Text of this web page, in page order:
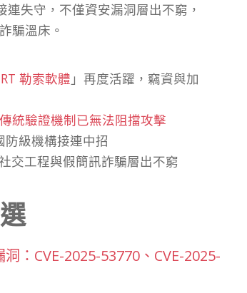
失守，不僅資安漏洞層出不窮，
騙溫床。
勒索軟體 」再度活躍，竊資與加
統驗證機制已無法阻擋攻擊
級機構接連中招
社交工程與假簡訊詐騙層出不窮
：CVE-2025-53770、CVE-2025-